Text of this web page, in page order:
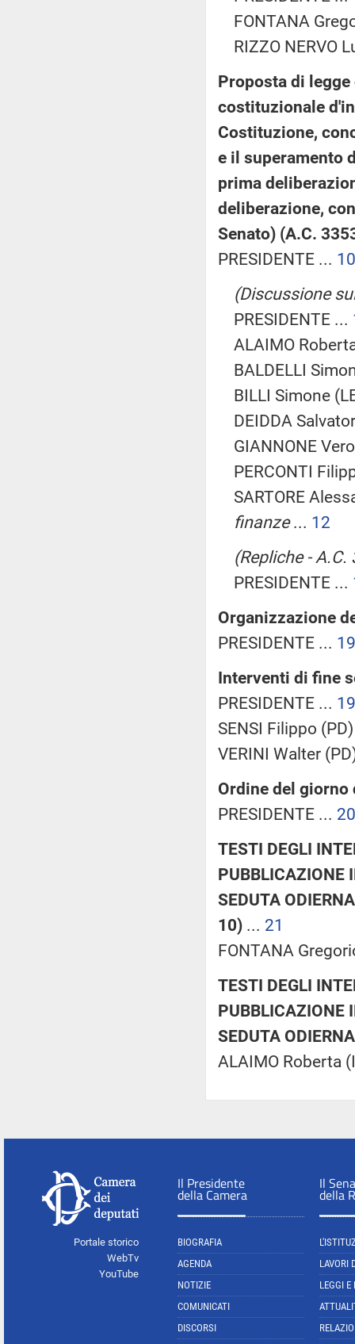
FONTANA
RIZZO NERVO
Proposta di
costituzionale
Costituzione,
e il superamento
prima
deliberazione,
Senato) (A.C.
PRESIDENTE ... 10
(Discussione
PRESIDENTE ...
ALAIMO
BALDELLI
BILLI Simone
DEIDDA
GIANNONE
PERCONTI
SARTORE
finanze... 12
(Repliche - A.C.
PRESIDENTE ...
Organizzazione
PRESIDENTE ... 19
Interventi di fine
PRESIDENTE ... 19
SENSI Filippo
VERINI Walter
Ordine del giorno
PRESIDENTE ... 20
TESTI DEGLI
PUBBLICAZIONE
SEDUTA
10) ... 21
FONTANA
TESTI DEGLI
PUBBLICAZIONE
SEDUTA
ALAIMO Roberta
Portale storico
WebTv
YouTube
Il Presidente
della Camera
BIOGRAFIA
AGENDA
NOTIZIE
COMUNICATI
DISCORSI
Il
della
LAVORI
LEGGI E